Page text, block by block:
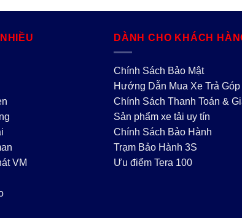
VM
DÀNH CHO KHÁCH
Chính Sách Bảo Mật
Hướng Dẫn Mua Xe Trả Góp
Chính Sách Thanh Toán &
Sản phẩm xe tải uy tín
Chính Sách Bảo Hành
Trạm Bảo Hành 3S
Ưu điểm Tera 100